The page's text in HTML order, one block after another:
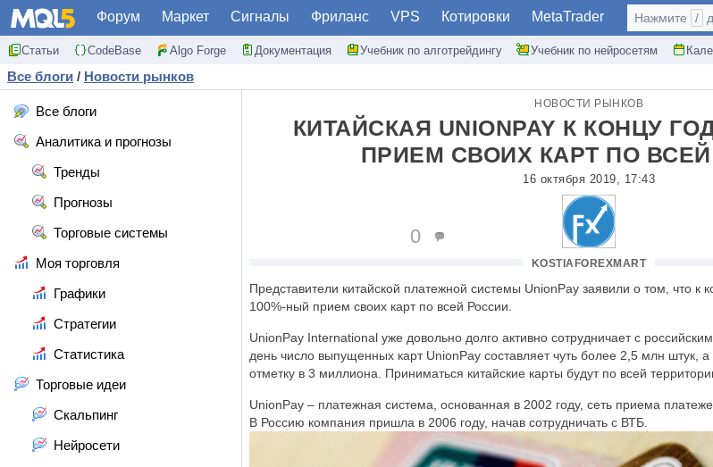
Форум Маркет Сигналы Фриланс VPS Котировки MetaTrader
Статьи CodeBase Algo Forge Документация Учебник по алготрейдингу Учебник по нейросетям
Нажмите /
Все блоги / Новости рынков
Все блоги
Аналитика и прогнозы
Тренды
Прогнозы
Торговые системы
Моя торговля
Графики
Стратегии
Статистика
Торговые идеи
Скальпинг
Нейросети
НОВОСТИ РЫНКОВ
КИТАЙСКАЯ UNIONPAY К КОНЦУ
ПРИЕМ СВОИХ КАРТ ПО
16 октября 2019, 17:43
KOSTIAFOREXMART
0
Представители китайской платежной системы UnionPay заявили о том, что к
100%-ный прием своих карт по всей России.
UnionPay International уже довольно долго активно сотрудничает с
день число выпущенных карт UnionPay составляет чуть более 2,5 млн штук,
отметку в 3 миллиона. Приниматься китайские карты будут по всей
UnionPay – платежная система, основанная в 2002 году, сеть приема
В Россию компания пришла в 2006 году, начав сотрудничать с ВТБ.